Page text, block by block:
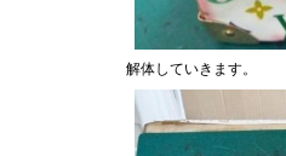
解体していきます。